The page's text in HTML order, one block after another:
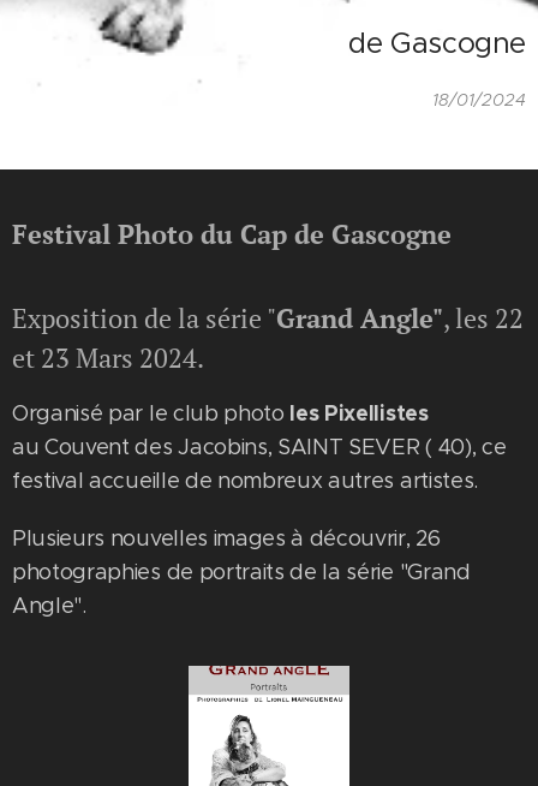
de Gascogne
18/01/2024
Festival Photo du Cap de Gascogne
Exposition de la série "Grand Angle", les 22
et 23 Mars 2024.
Organisé par le club photo les Pixellistes
au Couvent des Jacobins, SAINT SEVER ( 40), ce
festival accueille de nombreux autres artistes.
Plusieurs nouvelles images à découvrir, 26
photographies de portraits de la série "Grand
Angle".